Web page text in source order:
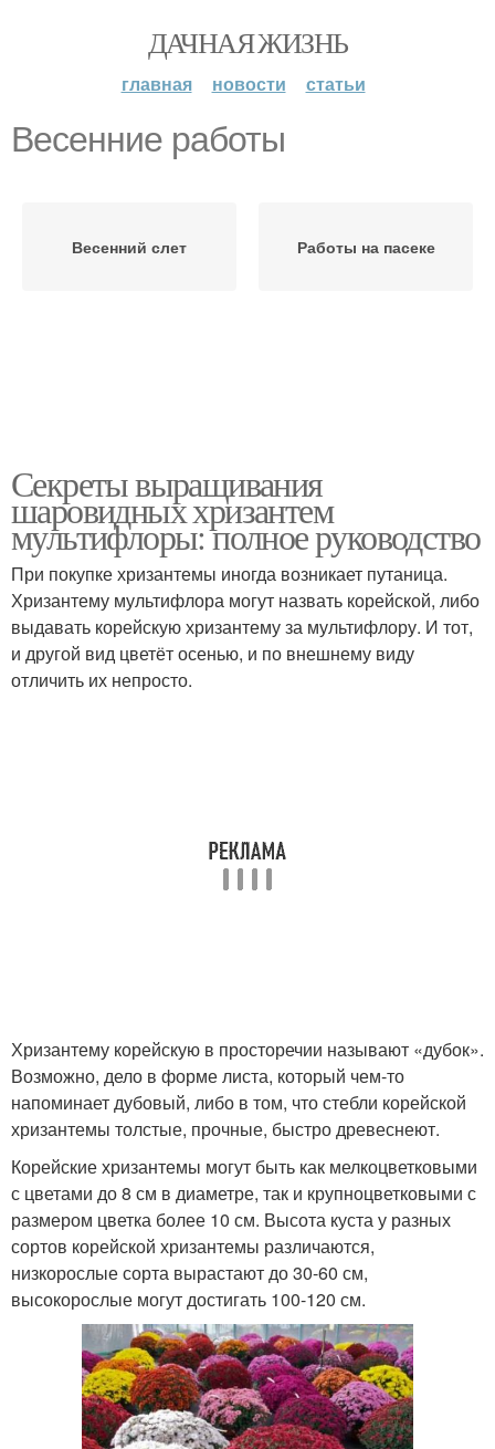
ДАЧНАЯ ЖИЗНЬ
главная новости статьи
Весенние работы
Весенний слет Работы на пасеке
Секреты выращивания
шаровидных хризантем
мультифлоры: полное руководство
При покупке хризантемы иногда возникает путаница.
Хризантему мультифлора могут назвать корейской, либо
выдавать корейскую хризантему за мультифлору. И тот,
и другой вид цветёт осенью, и по внешнему виду
отличить их непросто.
Хризантему корейскую в просторечии называют «дубок».
Возможно, дело в форме листа, который чем-то
напоминает дубовый, либо в том, что стебли корейской
хризантемы толстые, прочные, быстро древеснеют.
Корейские хризантемы могут быть как мелкоцветковыми
с цветами до 8 см в диаметре, так и крупноцветковыми с
размером цветка более 10 см. Высота куста у разных
сортов корейской хризантемы различаются,
низкорослые сорта вырастают до 30-60 см,
высокорослые могут достигать 100-120 см.